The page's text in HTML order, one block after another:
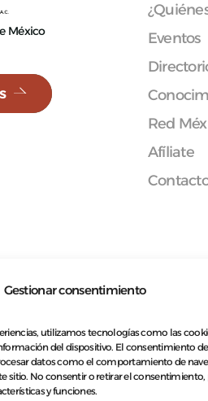
Gestionar consentimiento
utilizamos tecnologías como las
del dispositivo. El consentimiento
datos como el comportamiento de
sitio. No consentir o retirar el
y funciones.
México
Eventos
Red
Afíliate
Mexicana de Ferrocarriles A.C.